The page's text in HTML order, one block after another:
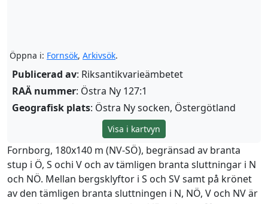
Öppna i: Fornsök, Arkivsök.
Publicerad av: Riksantikvarieämbetet
RAÄ nummer: Östra Ny 127:1
Geografisk plats: Östra Ny socken, Östergötland
Visa i kartvyn
Fornborg, 180x140 m (NV-SÖ), begränsad av branta
stup i Ö, S ochi V och av tämligen branta sluttningar i N
och NÖ. Mellan bergsklyftor i S och SV samt på krönet
av den tämligen branta sluttningen i N, NÖ, V och NV är